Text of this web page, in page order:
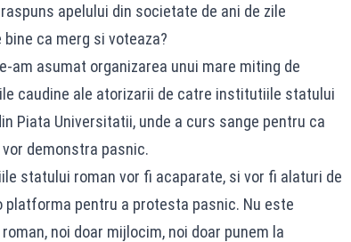
apelului din societate de ani de zile
ca merg si voteaza?
am asumat organizarea unui mare miting de
caudine ale atorizarii de catre institutiile statului
Piata Universitatii, unde a curs sange pentru ca
demonstra pasnic.
statului roman vor fi acaparate, si vor fi alaturi de
pentru a protesta pasnic. Nu este
noi doar mijlocim, noi doar punem la